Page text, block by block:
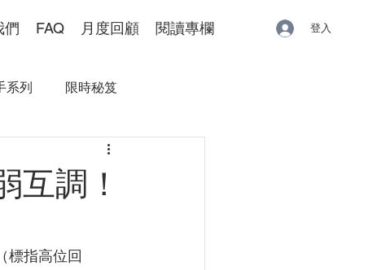
們 FAQ 月度回顧 閱讀專欄 登入
系列 限時秘笈
互調！
（標指高位回